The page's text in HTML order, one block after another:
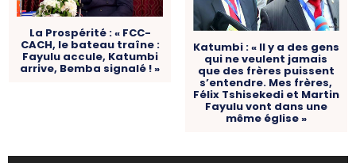
La Prospérité : « FCC-
CACH, le bateau traîne :
Fayulu accule, Katumbi
arrive, Bemba signalé ! »
Katumbi : « Il y a des gens
qui ne veulent jamais
que des frères puissent
s’entendre. Mes frères,
Félix Tshisekedi et Martin
Fayulu vont dans une
même église »